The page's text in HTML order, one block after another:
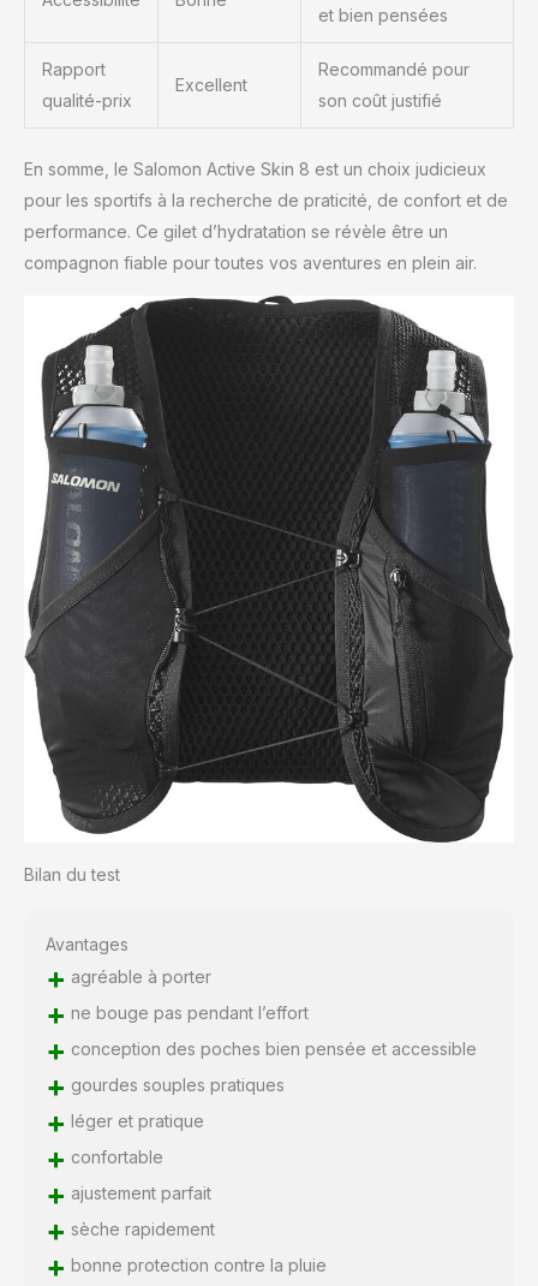
et bien pensées
Rapport
qualité-prix
Excellent
Recommandé pour
son coût justifié
En somme, le Salomon Active Skin 8 est un choix judicieux
pour les sportifs à la recherche de praticité, de confort et de
performance. Ce gilet d’hydratation se révèle être un
compagnon fiable pour toutes vos aventures en plein air.
Bilan du test
Avantages
+ agréable à porter
+ ne bouge pas pendant l’effort
+ conception des poches bien pensée et accessible
+ gourdes souples pratiques
+ léger et pratique
+ confortable
+ ajustement parfait
+ sèche rapidement
+ bonne protection contre la pluie